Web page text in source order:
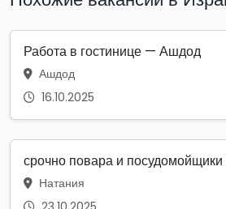
Работа в гостинице — Ашдод
Ашдод
16.10.2025
срочно повара и посудомойщики
Натания